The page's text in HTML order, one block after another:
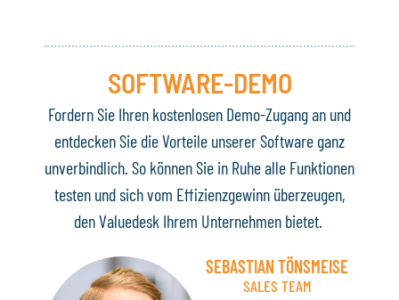
SOFTWARE-DEMO
Fordern Sie Ihren kostenlosen Demo-Zugang an und
entdecken Sie die Vorteile unserer Software ganz
unverbindlich. So können Sie in Ruhe alle Funktionen
testen und sich vom Effizienzgewinn überzeugen,
den Valuedesk Ihrem Unternehmen bietet.
SEBASTIAN TÖNSMEISE
SALES TEAM